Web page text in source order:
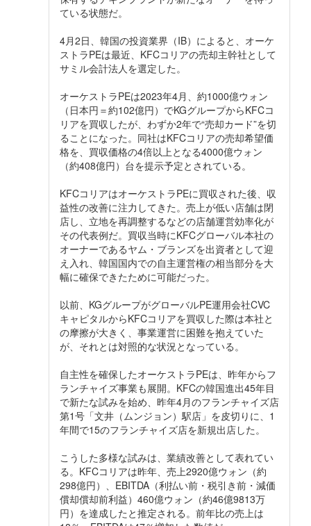
ている状態だ。
4月2日、韓国の投資業界（IB）によると、オーケ
ストラPEは最近、KFCコリアの売却主幹社として
サミル会計法人を選定した。
オーケストラPEは2023年4月、約1000億ウォン
（日本円＝約102億円）でKGグループからKFCコ
リアを買収したが、わずか2年で“売却カード”を切
ることになった。同社はKFCコリアの売却希望価
格を、買収価格の4倍以上となる4000億ウォン
（約408億円）台を提示予定とされている。
KFCコリアはオーケストラPEに買収された後、収
益性の改善に注力してきた。売上が低い店舗は閉
店し、立地を再調整するなどの店舗運営効率化が
その代表例だ。買収当時にKFCグローバル本社の
オーナーであるヤム・ブランズを出資者として迎
え入れ、韓国国内での自主運営権の相当部分を大
幅に確保できたために可能だった。
以前、KGグループがグローバルPE運用会社CVC
キャピタルからKFCコリアを買収した際は本社と
の摩擦が大きく、事業運営に困難を抱えていた
が、それとは対照的な状況となっている。
自主性を確保したオーケストラPEは、昨年からフ
ランチャイズ事業も展開。KFCの韓国進出45年目
で新たな試みを始め、昨年4月のフランチャイズ店
第1号「文井（ムンジョン）駅店」を皮切りに、1
年間で15のフランチャイズ店を新規出店した。
こうした多様な試みは、業績改善として表れてい
る。KFCコリアは昨年、売上2920億ウォン（約
298億円）、EBITDA（利払い前・税引き前・減価
償却償却前利益）460億ウォン（約46億9813万
円）を達成したと推定される。前年比の売上は